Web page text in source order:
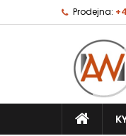
Prodejna: